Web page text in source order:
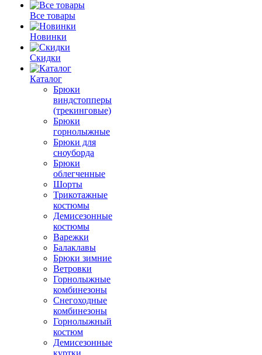
Все товары
Новинки
Скидки
Каталог
Брюки
виндстопперы
(трекинговые)
Брюки
горнолыжные
Брюки для
сноуборда
Брюки
облегченные
Шорты
Трикотажные
костюмы
Демисезонные
костюмы
Варежки
Балаклавы
Брюки зимние
Ветровки
Горнолыжные
комбинезоны
Снегоходные
комбинезоны
Горнолыжный
костюм
Демисезонные
куртки